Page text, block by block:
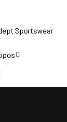
Sportswear